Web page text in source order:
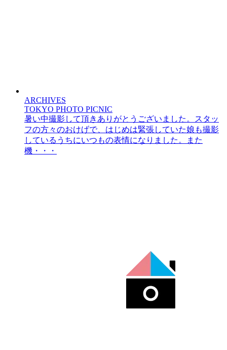
ARCHIVES
TOKYO PHOTO PICNIC
暑い中撮影して頂きありがとうございました。スタッ
フの方々のおけげで、はじめは緊張していた娘も撮影
しているうちにいつもの表情になりました。また
機・・・